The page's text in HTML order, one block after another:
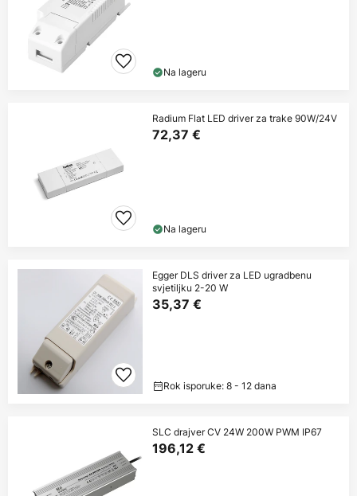
Na lageru
Radium Flat LED driver za trake 90W/24V
72,37 €
Na lageru
Egger DLS driver za LED ugradbenu
svjetiljku 2-20 W
35,37 €
Rok isporuke: 8 - 12 dana
SLC drajver CV 24W 200W PWM IP67
196,12 €